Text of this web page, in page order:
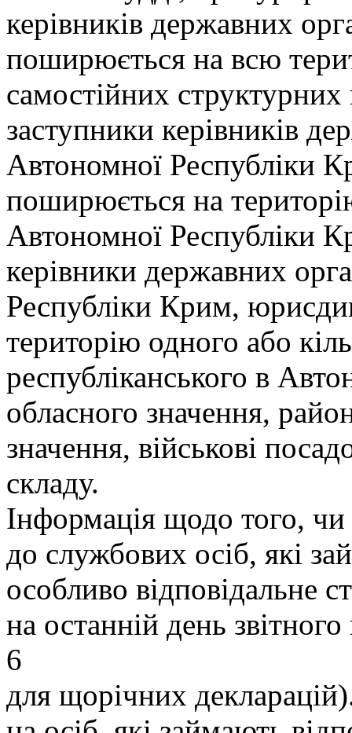
керівників державних
поширюється на всю
самостійних структурних
заступники керівників
Автономної Республіки
поширюється на
Автономної Республіки
керівники державних
Республіки Крим,
територію одного або
республіканського в
обласного значення,
значення, військові
складу.
Інформація щодо того, чи
до службових осіб, які
особливо відповідальне
на останній день
6
для щорічних